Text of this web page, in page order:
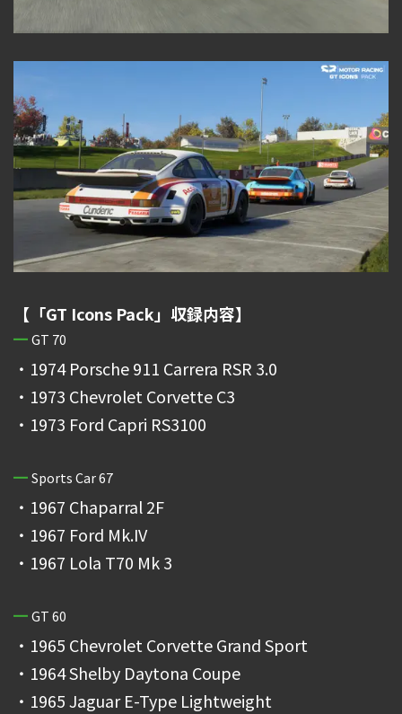
【「GT Icons Pack」収録内容】
GT 70
・1974 Porsche 911 Carrera RSR 3.0
・1973 Chevrolet Corvette C3
・1973 Ford Capri RS3100
Sports Car 67
・1967 Chaparral 2F
・1967 Ford Mk.IV
・1967 Lola T70 Mk 3
GT 60
・1965 Chevrolet Corvette Grand Sport
・1964 Shelby Daytona Coupe
・1965 Jaguar E-Type Lightweight